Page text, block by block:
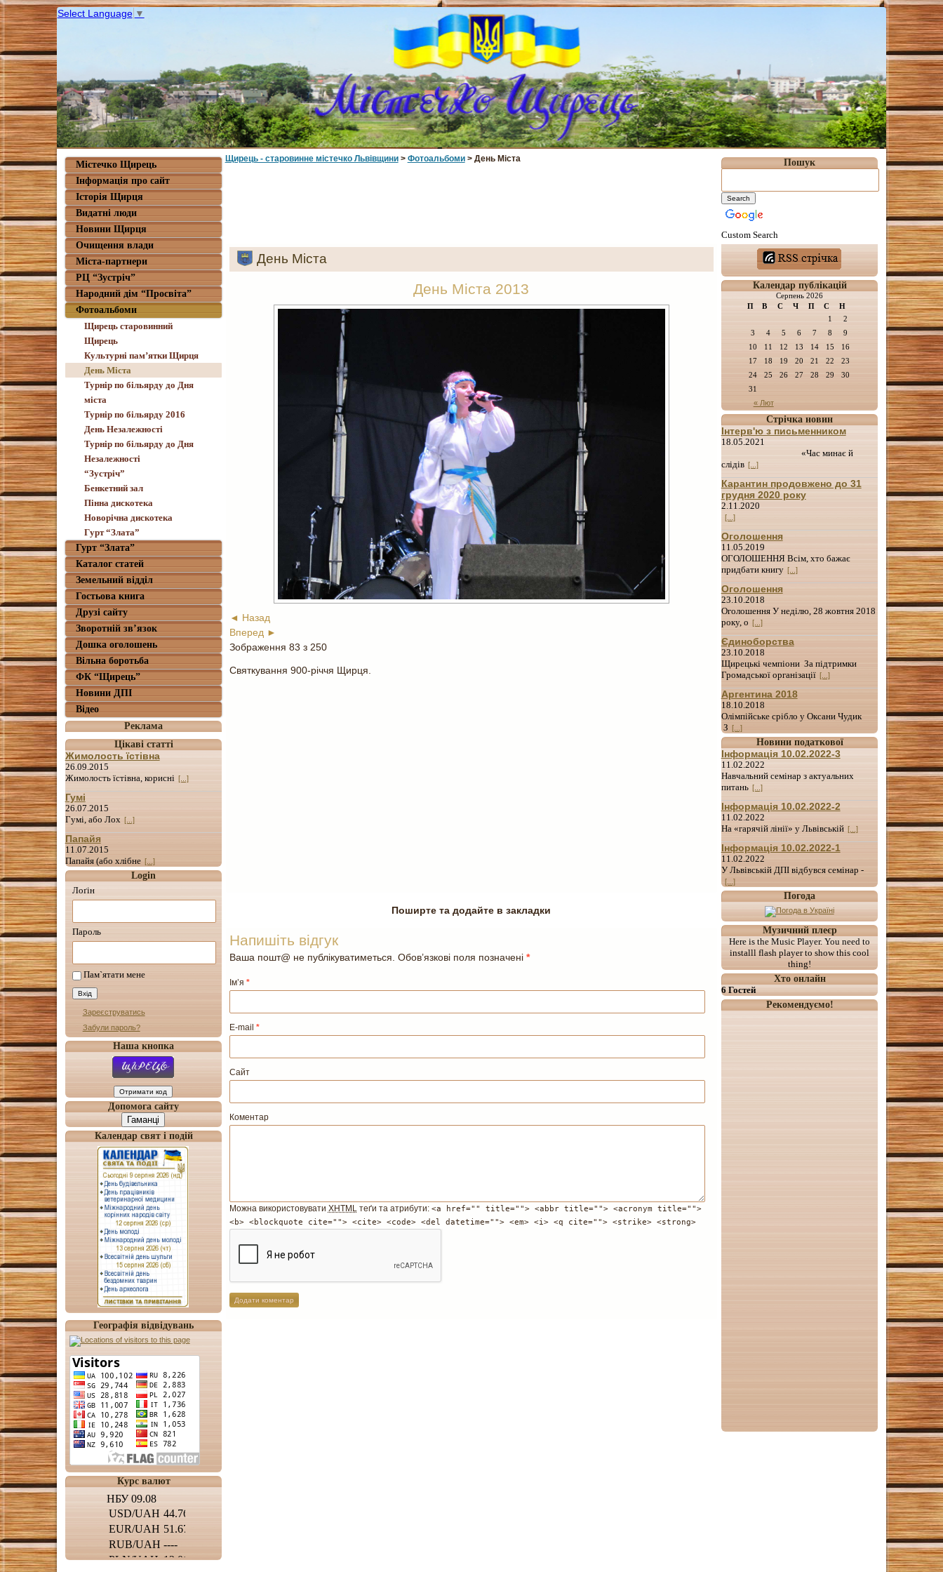
Select Language ▼
Містечко Щирець
Інформація про сайт
Історія Щирця
Видатні люди
Новини Щирця
Очищення влади
Міста-партнери
РЦ “Зустріч”
Народний дім “Просвіта”
Фотоальбоми
Щирець старовинний
Щирець
Культурні пам’ятки Щирця
День Міста
Турнір по більярду до Дня
міста
Турнір по більярду 2016
День Незалежності
Турнір по більярду до Дня
Незалежності
“Зустріч”
Бенкетний зал
Пінна дискотека
Новорічна дискотека
Гурт “Злата”
Гурт “Злата”
Каталог статей
Земельний відділ
Гостьова книга
Друзі сайту
Зворотній зв’язок
Дошка оголошень
Вільна боротьба
ФК “Щирець”
Новини ДПІ
Відео
Реклама
Цікаві статті
Жимолость їстівна
26.09.2015
Жимолость їстівна, корисні [...]
Гумі
26.07.2015
Гумі, або Лох [...]
Папайя
11.07.2015
Папайя (або хлібне [...]
Login
Лоґін
Пароль
Пам`ятати мене
Зареєструватись
Забули пароль?
Наша кнопка
Допомога сайту
Гаманці
Календар свят і подій
Географія відвідувань
Курс валют
Щирець - старовинне мiстечко Львiвщини> Фотоальбоми> День Міста
День Міста
День Міста 2013
◄ Назад
Вперед ►
Зображення 83 з 250
Святкування 900-річчя Щирця.
Поширте та додайте в закладки
Напишіть відгук
Ваша пошт@ не публікуватиметься. Обов’язкові поля позначені *
Ім’я *
E-mail *
Сайт
Коментар
Можна використовувати XHTMLтеґи та атрибути: <a href="" title=""> <abbr title=""> <acronym title="">
<b> <blockquote cite=""> <cite> <code> <del datetime=""> <em> <i> <q cite=""> <strike> <strong>
Пошук
Custom Search
Календар публікацій
Серпень 2026
П
В С Ч П С Н
« Лют
1
2
3
4 5 6 7 8
9
10
11 12 13 14 15
16
17
18 19 20 21 22
23
24
25 26 27 28 29
30
31
Стрічка новин
Інтерв'ю з письменником
18.05.2021
«Час минає й
слідів [...]
Карантин продовжено до 31
грудня 2020 року
2.11.2020
[...]
Оголошення
11.05.2019
ОГОЛОШЕННЯ Всім, хто бажає
придбати книгу [...]
Оголошення
23.10.2018
Оголошення У неділю, 28 жовтня 2018
року, о [...]
Єдиноборства
23.10.2018
Щирецькі чемпіони За підтримки
Громадської організації [...]
Аргентина 2018
18.10.2018
Олімпійське срібло у Оксани Чудик
З [...]
Новини податкової
Інформація 10.02.2022-3
11.02.2022
Навчальний семінар з актуальних
питань [...]
Інформація 10.02.2022-2
11.02.2022
На «гарячій лінії» у Львівській [...]
Інформація 10.02.2022-1
11.02.2022
У Львівській ДПІ відбувся семінар -
[...]
Погода
Музичний плеєр
Here is the Music Player. You need to
installl flash player to show this cool
thing!
Хто онлайн
6 Гостей
Рекомендуємо!